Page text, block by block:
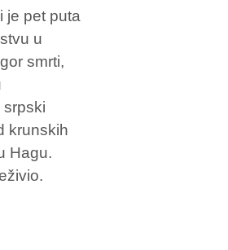
je pet puta
u
smrti,
srpski
krunskih
Hagu.